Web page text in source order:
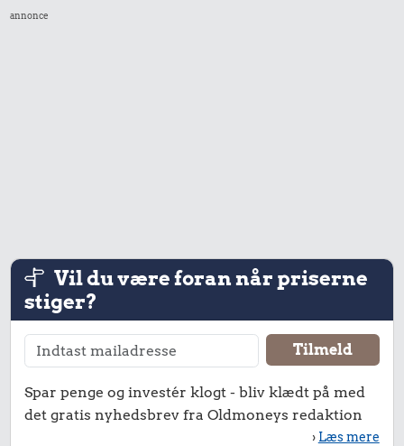
annonce
Vil du være foran når priserne
stiger?
Spar penge og investér klogt - bliv klædt på med
det gratis nyhedsbrev fra Oldmoneys redaktion
› Læs mere